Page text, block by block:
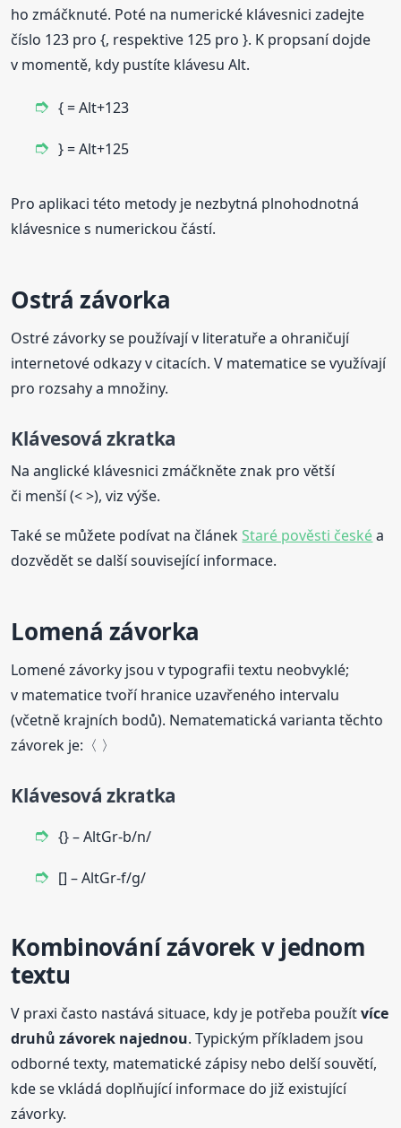
ho zmáčknuté. Poté na numerické klávesnici zadejte
číslo 123 pro {, respektive 125 pro }. K propsaní dojde
v momentě, kdy pustíte klávesu Alt.
{ = Alt+123
} = Alt+125
Pro aplikaci této metody je nezbytná plnohodnotná
klávesnice s numerickou částí.
Ostrá závorka
Ostré závorky se používají v literatuře a ohraničují
internetové odkazy v citacích. V matematice se využívají
pro rozsahy a množiny.
Klávesová zkratka
Na anglické klávesnici zmáčkněte znak pro větší
či menší (< >), viz výše.
Také se můžete podívat na článekStaré pověsti českéa
dozvědět se další související informace.
Lomená závorka
Lomené závorky jsou v typografii textu neobvyklé;
v matematice tvoří hranice uzavřeného intervalu
(včetně krajních bodů). Nematematická varianta těchto
závorek je:〈 〉
Klávesová zkratka
{} – AltGr-b/n/
[] – AltGr-f/g/
Kombinování závorek v jednom
textu
V praxi často nastává situace, kdy je potřeba použítvíce
druhů závorek najednou. Typickým příkladem jsou
odborné texty, matematické zápisy nebo delší souvětí,
kde se vkládá doplňující informace do již existující
závorky.